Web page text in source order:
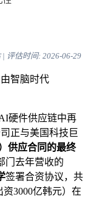
| 评估时间: 2026-06-29
智脑时代
AI硬件供应链中再
正与美国科技巨
供应合同的最终
门去年营收的
签署合资协议，共
资3000亿韩元）在